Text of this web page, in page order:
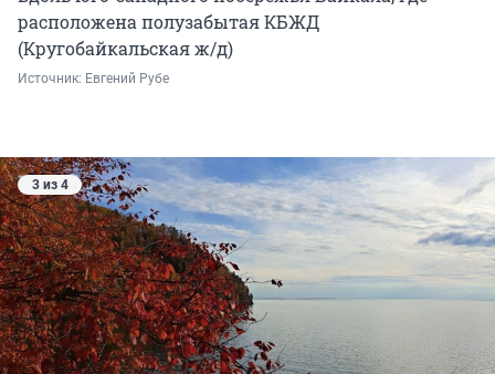
расположена полузабытая КБЖД
(Кругобайкальская ж/д)
Источник: Евгений Рубе
3 из 4